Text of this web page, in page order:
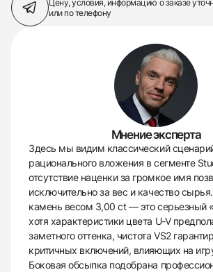
Цену, условия, информацию о заказе
или по телефону
Мнение эксперта
Здесь мы видим классический
рационального вложения в сегменте
отсутствие наценки за громкое имя
исключительно за вес и качество
камень весом 3,00 ct — это серьезный
хотя характеристики цвета U-V
заметного оттенка, чистота VS2
критичных включений, влияющих на
Боковая обсыпка подобрана